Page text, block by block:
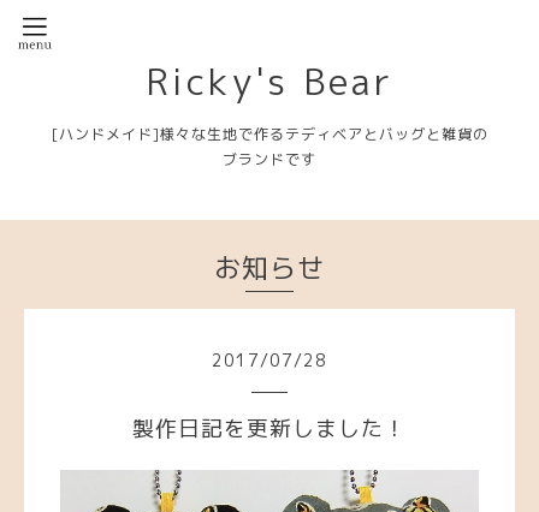
Ricky's Bear
[ハンドメイド]様々な生地で作るテディベアとバッグと雑貨の
ブランドです
お知らせ
2017/07/28
製作日記を更新しました！